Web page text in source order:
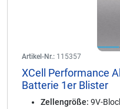
Artikel-Nr.: 115357
XCell Performance
Batterie 1er Blister
Zellengröße: 9V-